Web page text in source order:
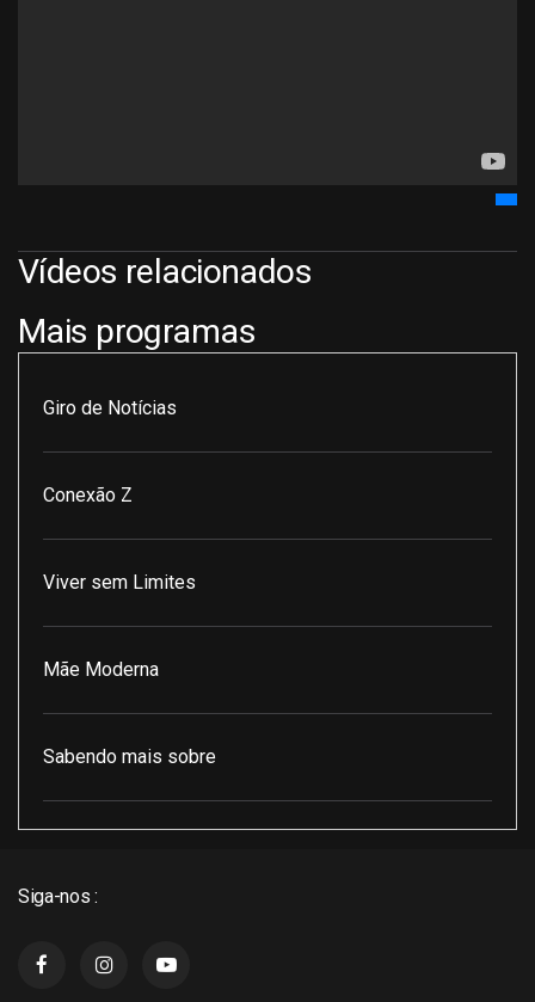
Vídeos relacionados
Mais programas
Giro de Notícias
Conexão Z
Viver sem Limites
Mãe Moderna
Sabendo mais sobre
Siga-nos :